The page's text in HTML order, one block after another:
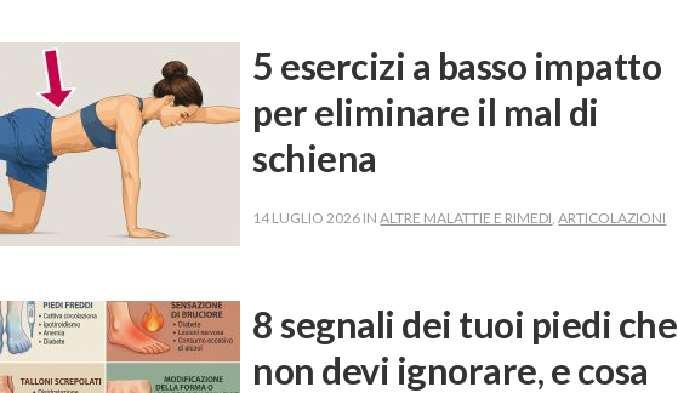
5 esercizi a basso impatto
per eliminare il mal di
schiena
14 LUGLIO 2026 INALTRE MALATTIE E RIMEDI ,ARTICOLAZIONI
8 segnali dei tuoi piedi che
non devi ignorare, e cosa